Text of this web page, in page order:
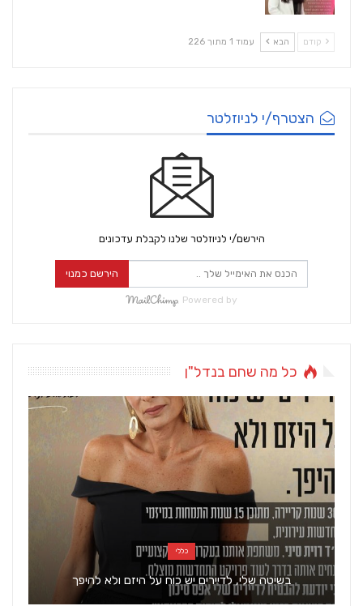
קודם הבא עמוד 1 מתוך 226
הצטרף/י לניוזלטר
הירשם/י לניוזלטר שלנו לקבלת עדכונים
הירשם כמנוי
Powered by
כל מה שחם בנדל"ן
כללי
בשיטה שלי, לדיירים יש כוח על היזם ולא להיפך